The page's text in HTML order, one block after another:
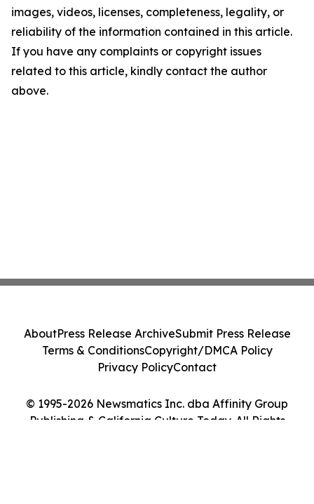
images, videos, licenses, completeness, legality, or
reliability of the information contained in this article.
If you have any complaints or copyright issues
related to this article, kindly contact the author
above.
© 1995-2026 Newsmatics Inc. dba Affinity Group
Publishing & California Culture Today. All Rights
AboutPress Release ArchiveSubmit Press Release
Terms & ConditionsCopyright/DMCA Policy
Privacy PolicyContact